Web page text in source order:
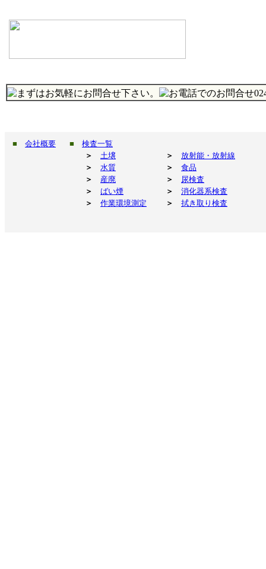
■ 会社概要 ■
検査一覧
＞
土壌 ＞
放射能・放射線
＞
水質 ＞
食品
＞
産廃 ＞
尿検査
＞
ばい煙 ＞
消化器系検査
＞
作業環境測定 ＞ 拭き取り検査